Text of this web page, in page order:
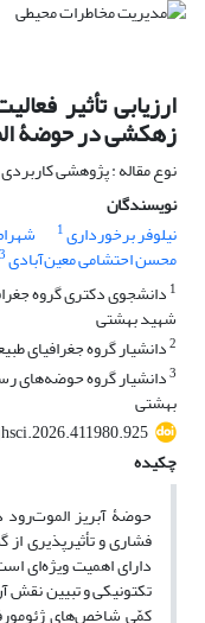
ارزیابی تأثیر
زهکشی در حوضۀ
نوع مقاله : پژوهشی کاربردی
نویسندگان
نیلوفر برخورداری1
محسن احتشامی معین‌آبادی3
1 دانشجوی دکتری گروه
شهید بهشتی
2دانشیار گروه جغرافیای
3دانشیار گروه حوضه‌های
بهشتی
چکیده
حوضۀ آبریز الموت‌رود
فشاری و تأثیرپذیری
دارای اهمیت ویژه‌ای
تکتونیکی و تبیین نقش